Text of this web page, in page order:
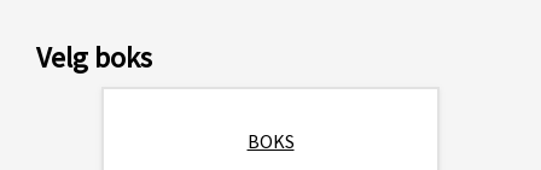
Velg boks
BOKS